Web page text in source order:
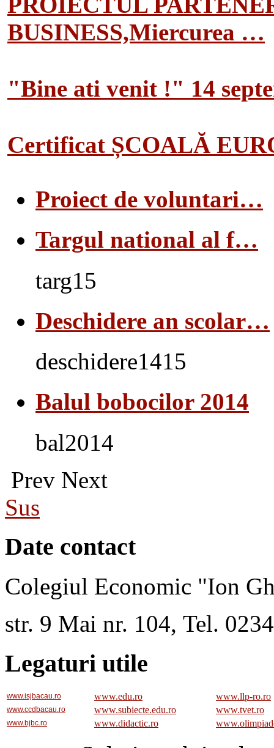
BUSINESS,Miercurea …
"Bine ati venit !" 14
Certificat ȘCOALĂ
Proiect de voluntari…
Targul national al f…
targ15
Deschidere an scolar…
deschidere1415
Balul bobocilor 2014
bal2014
Prev Next
Sus
Date contact
Colegiul Economic "Ion
str. 9 Mai nr. 104, Tel.
Legaturi utile
www.isjbacau.ro www.edu.ro www.llp-ro.ro
www.ccdbacau.ro www.subiecte.edu.ro www.tvet.ro
www.bjbc.ro www.didactic.ro